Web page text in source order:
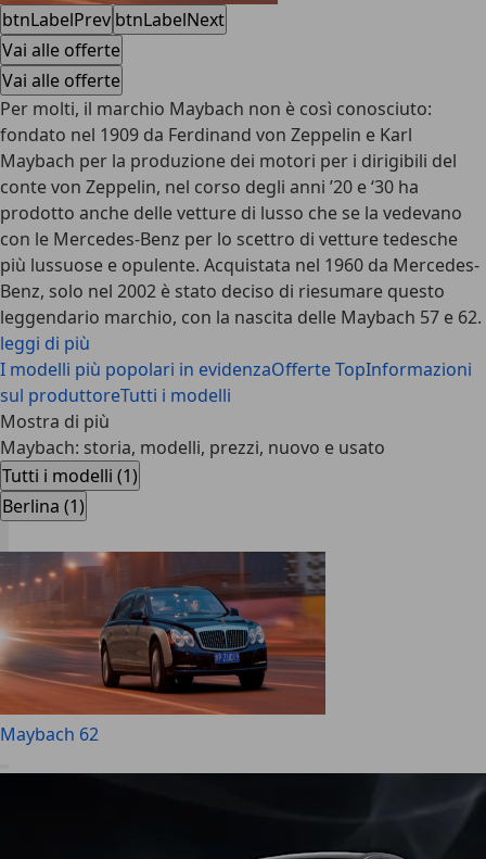
btnLabelPrev btnLabelNext
Vai alle offerte
Vai alle offerte
Per molti, il marchio Maybach non è così conosciuto:
fondato nel 1909 da Ferdinand von Zeppelin e Karl
Maybach per la produzione dei motori per i dirigibili del
conte von Zeppelin, nel corso degli anni ’20 e ‘30 ha
prodotto anche delle vetture di lusso che se la vedevano
con le Mercedes-Benz per lo scettro di vetture tedesche
più lussuose e opulente. Acquistata nel 1960 da Mercedes-
Benz, solo nel 2002 è stato deciso di riesumare questo
leggendario marchio, con la nascita delle Maybach 57 e 62.
leggi di più
I modelli più popolari in evidenzaOfferte TopInformazioni
sul produttoreTutti i modelli
Mostra di più
Maybach: storia, modelli, prezzi, nuovo e usato
Tutti i modelli (1)
Berlina (1)
Maybach 62